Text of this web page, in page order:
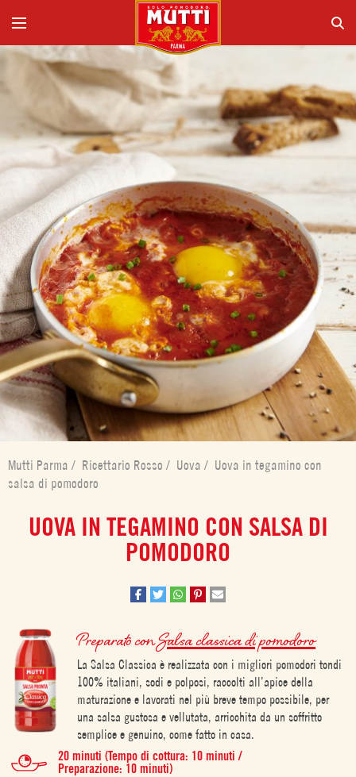
Mutti Parma / Ricettario Rosso / Uova / Uova in tegamino con
salsa di pomodoro
UOVA IN TEGAMINO CON SALSA DI
POMODORO
Preparato conSalsa classica di pomodoro
La Salsa Classica è realizzata con i migliori pomodori tondi
100% italiani, sodi e polposi, raccolti all’apice della
maturazione e lavorati nel più breve tempo possibile, per
una salsa gustosa e vellutata, arricchita da un soffritto
semplice e genuino, come fatto in casa.
20 minuti (Tempo di cottura: 10 minuti /
Preparazione: 10 minuti)